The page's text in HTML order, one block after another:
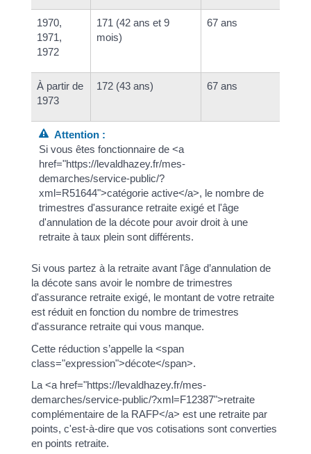
1970,
1971,
1972
171 (42 ans et 9
mois)
67 ans
À partir de
1973
172 (43 ans) 67 ans
Attention :
Si vous êtes fonctionnaire de <a
href="https://levaldhazey.fr/mes-
demarches/service-public/?
xml=R51644">catégorie active</a>, le nombre de
trimestres d'assurance retraite exigé et l'âge
d'annulation de la décote pour avoir droit à une
retraite à taux plein sont différents.
Si vous partez à la retraite avant l'âge d’annulation de
la décote sans avoir le nombre de trimestres
d'assurance retraite exigé, le montant de votre retraite
est réduit en fonction du nombre de trimestres
d'assurance retraite qui vous manque.
Cette réduction s’appelle la <span
class="expression">décote</span>.
La <a href="https://levaldhazey.fr/mes-
demarches/service-public/?xml=F12387">retraite
complémentaire de la RAFP</a> est une retraite par
points, c'est-à-dire que vos cotisations sont converties
en points retraite.